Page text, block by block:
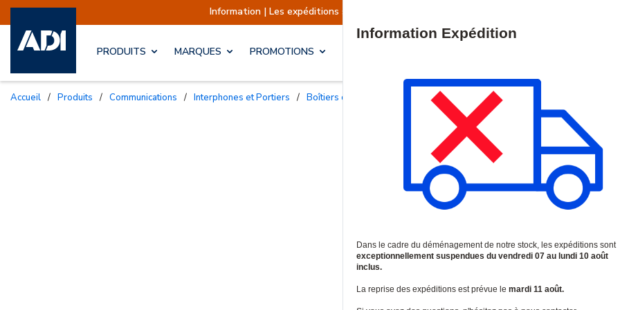
Information | Les expéditions sont actuellement suspendues Reprise prévue le
PRODUITS MARQUES PROMOTIONS
Accueil / Produits / Communications / Interphones et Portiers / Boîtiers d'interphones